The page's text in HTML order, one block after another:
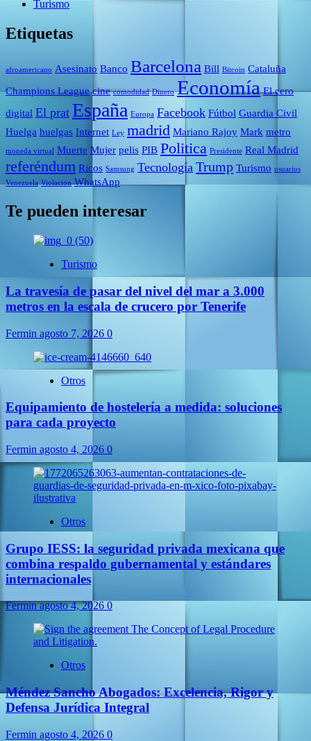
Turismo
Etiquetas
afroamericano Asesinato Banco Barcelona Bill Bitcoin Cataluña
Champions League cine comodidad Dinero Economía El cero
digital El prat España Europa Facebook Fútbol Guardia Civil
Huelga huelgas Internet Ley madrid Mariano Rajoy Mark metro
moneda virtual Muerte Mujer pelis PIB Politica Presidente Real Madrid
referéndum Ricos Samsung Tecnología Trump Turismo usuarios
Venezuela Violacion WhatsApp
Te pueden interesar
Turismo
La travesía de pasar del nivel del mar a 3.000
metros en la escala de crucero por Tenerife
Fermin agosto 7, 2026 0
Otros
Equipamiento de hostelería a medida: soluciones
para cada proyecto
Fermin agosto 4, 2026 0
Otros
Grupo IESS: la seguridad privada mexicana que
combina respaldo gubernamental y estándares
internacionales
Ferminagosto 4, 2026 0
Otros
Méndez Sancho Abogados: Excelencia, Rigor y
Defensa Jurídica Integral
Fermin agosto 4, 2026 0